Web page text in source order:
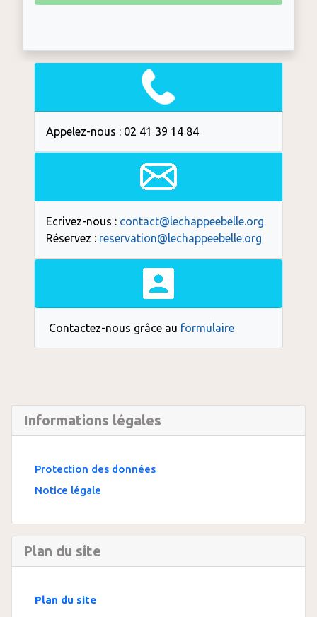
Appelez-nous : 02 41 39 14 84
Ecrivez-nous : contact@lechappeebelle.org
Réservez : reservation@lechappeebelle.org
Contactez-nous grâce au formulaire
Informations légales
Protection des données
Notice légale
Plan du site
Plan du site